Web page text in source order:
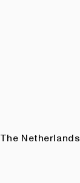
Netherlands